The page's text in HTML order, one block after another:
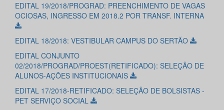
EDITAL 19/2018/PROGRAD: PREENCHIMENTO DE VAGAS
OCIOSAS, INGRESSO EM 2018.2 POR TRANSF. INTERNA
EDITAL 18/2018: VESTIBULAR CAMPUS DO SERTÃO
EDITAL CONJUNTO
02/2018/PROGRAD/PROEST(RETIFICADO): SELEÇÃO DE
ALUNOS-AÇÕES INSTITUCIONAIS
EDITAL 17/2018-RETIFICADO: SELEÇÃO DE BOLSISTAS -
PET SERVIÇO SOCIAL